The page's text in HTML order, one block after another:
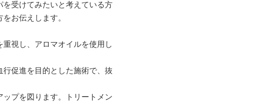
受けてみたいと考えている方
お伝えします。
視し、アロマオイルを使用し
促進を目的とした施術で、抜
プを図ります。トリートメン